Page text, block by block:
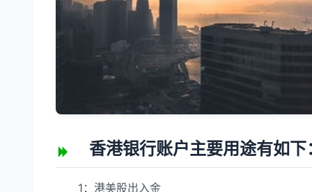
香港银行账户主要用途有如下
1：港美股出入金